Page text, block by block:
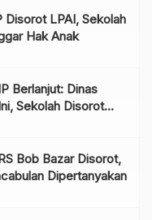
Disorot LPAI, Sekolah
Hak Anak
Berlanjut: Dinas
Sekolah Disorot
Bob Bazar Disorot,
Dipertanyakan